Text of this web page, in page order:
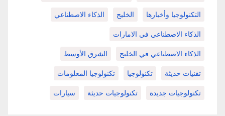
التكنولوجيا وأخبارها الخليج الذكاء الاصطناعي
الذكاء الاصطناعي في الامارات
الذكاء الاصطناعي في الخليج الشرق الأوسط
تقنيات حديثة تكنولوجيا تكنولوجيا المعلومات
تكنولوجيات جديدة تكنولوجيات حديثة سيارات